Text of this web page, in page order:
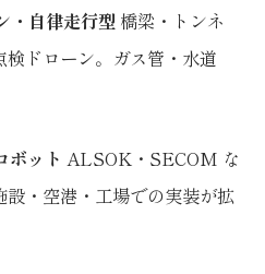
・自律走行型 橋梁・トンネ
ドローン。ガス管・水道
ボット ALSOK・SECOM な
設・空港・工場での実装が拡